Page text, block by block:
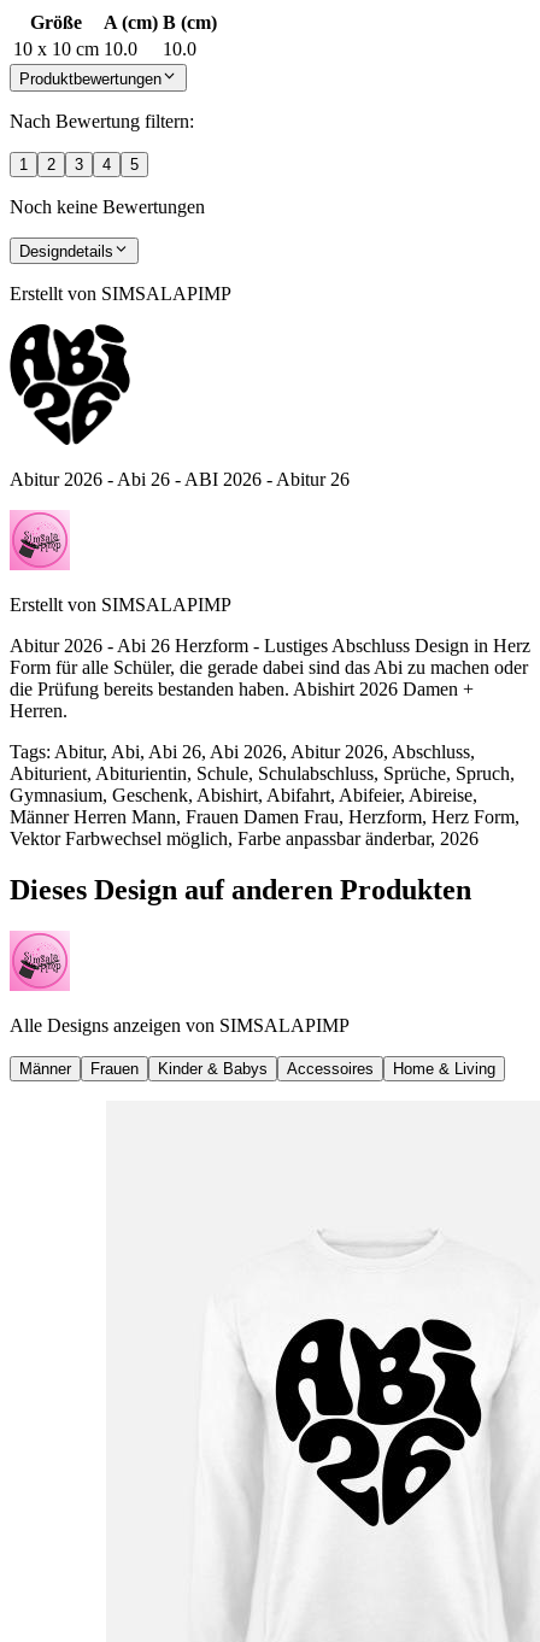
Größe A (cm) B (cm)
10 x 10 cm 10.0 10.0
Produktbewertungen
Nach Bewertung filtern:
1 2 3 4 5
Noch keine Bewertungen
Designdetails
Erstellt von SIMSALAPIMP
Abitur 2026 - Abi 26 - ABI 2026 - Abitur 26
Erstellt von SIMSALAPIMP
Abitur 2026 - Abi 26 Herzform - Lustiges Abschluss Design in Herz
Form für alle Schüler, die gerade dabei sind das Abi zu machen oder
die Prüfung bereits bestanden haben. Abishirt 2026 Damen +
Herren.
Tags: Abitur, Abi, Abi 26, Abi 2026, Abitur 2026, Abschluss,
Abiturient, Abiturientin, Schule, Schulabschluss, Sprüche, Spruch,
Gymnasium, Geschenk, Abishirt, Abifahrt, Abifeier, Abireise,
Männer Herren Mann, Frauen Damen Frau, Herzform, Herz Form,
Vektor Farbwechsel möglich, Farbe anpassbar änderbar, 2026
Dieses Design auf anderen Produkten
Alle Designs anzeigen von SIMSALAPIMP
Männer Frauen Kinder & Babys Accessoires Home & Living